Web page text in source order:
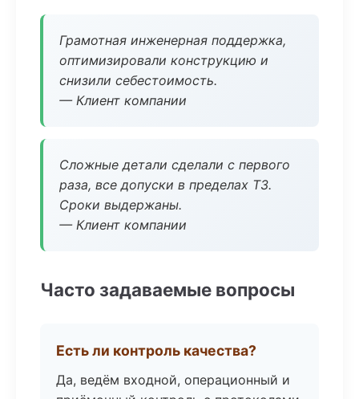
Грамотная инженерная поддержка,
оптимизировали конструкцию и
снизили себестоимость.
— Клиент компании
Сложные детали сделали с первого
раза, все допуски в пределах ТЗ.
Сроки выдержаны.
— Клиент компании
Часто задаваемые вопросы
Есть ли контроль качества?
Да, ведём входной, операционный и